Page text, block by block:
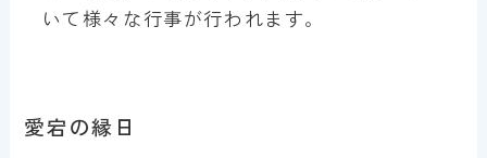
いて様々な行事が行われます。
愛宕の縁日